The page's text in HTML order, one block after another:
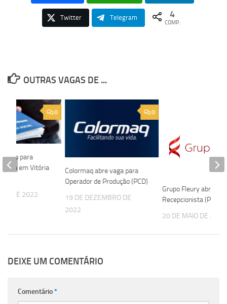
Twitter Telegram 4
COMP.
OUTRAS VAGAS DE ...
0
Colormaq abre vaga para
Operador de Produção (PCD)
19 DE DEZEMBRO DE
2022
Grupo Fleury abre
Recepcionista (PCD)
20 DE MAIO DE 2024
0
para
Loja em Vitória
DE 2022
DEIXE UM COMENTÁRIO
Comentário*